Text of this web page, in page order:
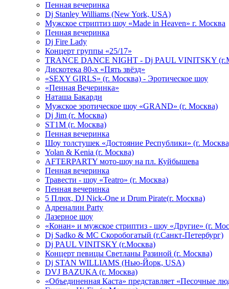
Пенная вечеринка
Dj Stanley Williams (New York, USA)
Мужское стриптиз шоу «Made in Heaven» г. Москва
Пенная вечеринка
Dj Fire Lady
Концерт группы «25/17»
TRANCE DANCE NIGHT - Dj PAUL VINITSKY
Дискотека 80-х «Пять звёзд»
«SEXY GIRLS» (г. Москва) - Эротическое шоу
«Пенная Вечеринка»
Hаташа Бакарди
Мужское эротическое шоу «GRAND» (г. Москва)
Dj Jim (г. Москва)
ST1M (г. Москва)
Пенная вечеринка
Шоу толстушек «Достояние Республики» (г.
Yolan & Kenia (г. Москва)
AFTERPARTY мото-шоу на пл. Куйбышева
Пенная вечеринка
Травести - шоу «Teatro» (г. Москва)
Пенная вечеринка
5 Плюх, DJ Nick-One и Drum Pirate(г. Москва)
Адреналин Party
Лазерное шоу
«Конан» и мужское стриптиз - шоу «Другие» (г.
Dj Sadko & МС Скоробогатый (г.Санкт-Петербург)
Dj PAUL VINITSKY (г.Москва)
Концерт певицы Светланы Разиной (г. Москва)
Dj STAN WILLIAMS (Нью-Йорк, USA)
DVJ BAZUKA (г. Москва)
«Объединенная Каста» представляет «Песочные